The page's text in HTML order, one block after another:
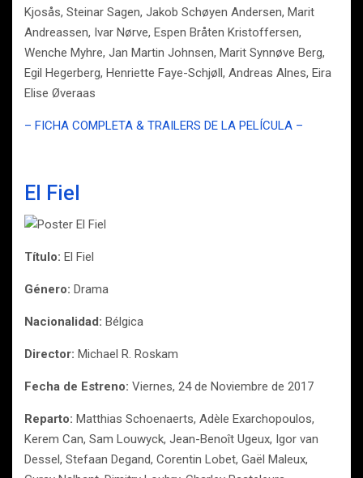
Kjosås, Steinar Sagen, Jakob Schøyen Andersen, Marit
Andreassen, Ivar Nørve, Espen Bråten Kristoffersen,
Wenche Myhre, Jan Martin Johnsen, Marit Synnøve Berg,
Egil Hegerberg, Henriette Faye-Schjøll, Andreas Alnes, Eira
Elise Øveraas
– FICHA COMPLETA & TRAILERS DE LA PELÍCULA –
El Fiel
Título: El Fiel
Género: Drama
Nacionalidad: Bélgica
Director: Michael R. Roskam
Fecha de Estreno: Viernes, 24 de Noviembre de 2017
Reparto: Matthias Schoenaerts, Adèle Exarchopoulos,
Kerem Can, Sam Louwyck, Jean-Benoît Ugeux, Igor van
Dessel, Stefaan Degand, Corentin Lobet, Gaël Maleux,